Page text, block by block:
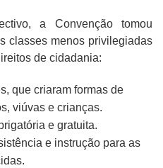
a Convenção tomou
classes menos privilegiadas
de cidadania:
que criaram formas de
viúvas e crianças.
e gratuita.
e instrução para as